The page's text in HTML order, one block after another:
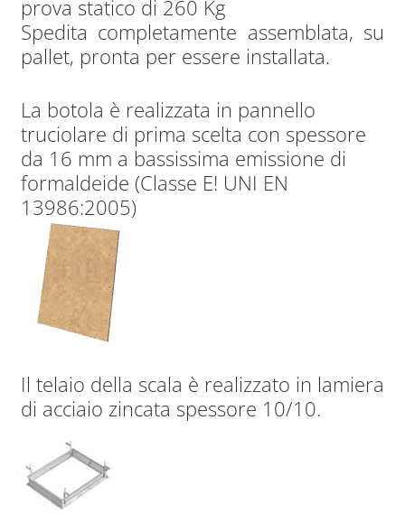
prova statico di 260 Kg
Spedita completamente assemblata, su
pallet, pronta per essere installata.
La botola è realizzata in pannello
truciolare di prima scelta con spessore
da 16 mm a bassissima emissione di
formaldeide (Classe E! UNI EN
13986:2005)
Il telaio della scala è realizzato in lamiera
di acciaio zincata spessore 10/10.